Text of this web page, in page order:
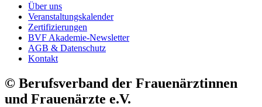
Über uns
Veranstaltungskalender
Zertifizierungen
BVF Akademie-Newsletter
AGB & Datenschutz
Kontakt
© Berufsverband der Frauenärztinnen
und Frauenärzte e.V.